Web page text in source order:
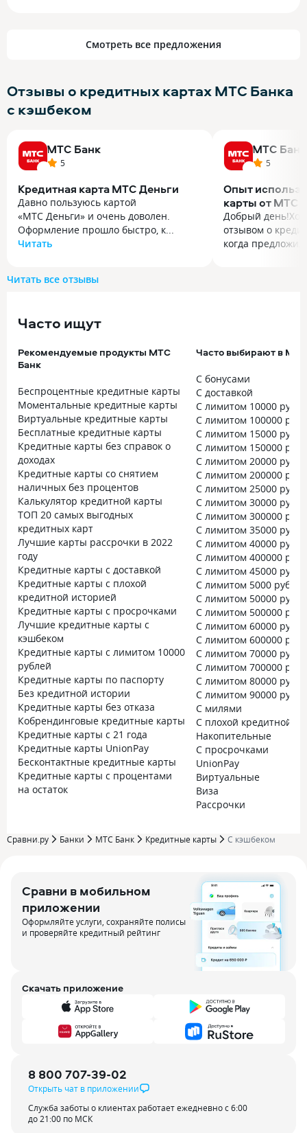
Смотреть все предложения
Отзывы о кредитных картах МТС Банка
с кэшбеком
МТС Банк
5
Кредитная карта МТС Деньги
Давно пользуюсь картой
«МТС Деньги» и очень доволен.
Оформление прошло быстро, к...
Читать
Оформление прошло быстро, карту
реально начисляются, и их удобно
МТС или покупки в экосистеме.
Приложение банка понятное, все
не теряется. Обслуживание
бесплатное, что тоже плюс. В целом
карта отлично подходит
для повседневных трат и помогает
немного экономить. Рекомендую!
МТС Банк
5
Опыт
карты от МТС
Добрый
отзывом о
когда
почитал
с выгодой с МТС
вопроса 349
приятное из
льготного
банк даст такую
деньги в месяц,
мне еще с этой
бонусы и
вложения на мой
Читать все отзывы
Часто ищут
Рекомендуемые продукты МТС
Банк
Беспроцентные кредитные карты
Моментальные кредитные карты
Виртуальные кредитные карты
Бесплатные кредитные карты
Кредитные карты без справок о
доходах
Кредитные карты со снятием
наличных без процентов
Калькулятор кредитной карты
ТОП 20 самых выгодных
кредитных карт
Лучшие карты рассрочки в 2022
году
Кредитные карты с доставкой
Кредитные карты с плохой
кредитной историей
Кредитные карты с просрочками
Лучшие кредитные карты с
кэшбеком
Кредитные карты с лимитом 10000
рублей
Кредитные карты по паспорту
Без кредитной истории
Кредитные карты без отказа
Кобрендинговые кредитные карты
Кредитные карты с 21 года
Кредитные карты UnionPay
Бесконтактные кредитные карты
Кредитные карты с процентами
на остаток
Часто выбирают в
С бонусами
С доставкой
С лимитом 10000
С лимитом 100000
С лимитом 15000
С лимитом 150000
С лимитом 20000
С лимитом 200000
С лимитом 25000
С лимитом 30000
С лимитом 300000
С лимитом 35000
С лимитом 40000
С лимитом 400000
С лимитом 45000
С лимитом 5000 рублей
С лимитом 50000
С лимитом 500000
С лимитом 60000
С лимитом 600000
С лимитом 70000
С лимитом 700000
С лимитом 80000
С лимитом 90000
С милями
С плохой кредитной
Накопительные
С просрочками
UnionPay
Виртуальные
Виза
Рассрочки
Сравни.ру Банки МТС Банк Кредитные карты С кэшбеком
Сравни в мобильном
приложении
Оформляйте услуги, сохраняйте полисы
и проверяйте кредитный рейтинг
Скачать приложение
8 800 707-39-02
Открыть чат в приложении
Служба заботы о клиентах работает ежедневно с 6:00
до 21:00 по МСК